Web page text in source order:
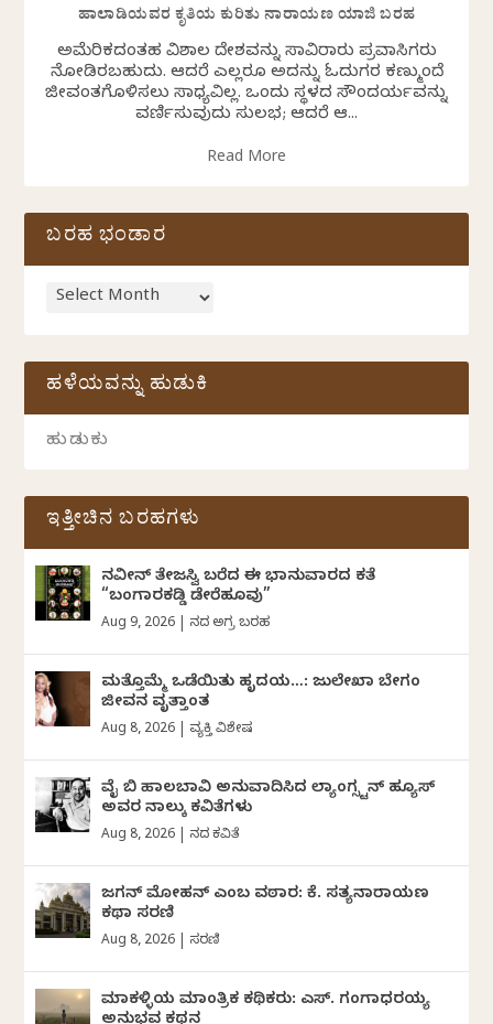
ಹಾಲಾಡಿಯವರ ಕೃತಿಯ ಕುರಿತು ನಾರಾಯಣ ಯಾಜಿ ಬರಹ
ಅಮೆರಿಕದಂತಹ ವಿಶಾಲ ದೇಶವನ್ನು ಸಾವಿರಾರು ಪ್ರವಾಸಿಗರು
ನೋಡಿರಬಹುದು. ಆದರೆ ಎಲ್ಲರೂ ಅದನ್ನು ಓದುಗರ ಕಣ್ಮುಂದೆ
ಜೀವಂತಗೊಳಿಸಲು ಸಾಧ್ಯವಿಲ್ಲ. ಒಂದು ಸ್ಥಳದ ಸೌಂದರ್ಯವನ್ನು
ವರ್ಣಿಸುವುದು ಸುಲಭ; ಆದರೆ ಆ...
Read More
ಬರಹ ಭಂಡಾರ
ಹಳೆಯವನ್ನು ಹುಡುಕಿ
ಇತ್ತೀಚಿನ ಬರಹಗಳು
ನವೀನ್‌ ತೇಜಸ್ವಿ ಬರೆದ ಈ ಭಾನುವಾರದ ಕತೆ
“ಬಂಗಾರಕಡ್ಡಿ ಡೇರೆಹೂವು”
Aug 9, 2026 ದಿನದ ಅಗ್ರ ಬರಹ
ಮತ್ತೊಮ್ಮೆ ಒಡೆಯಿತು ಹೃದಯ…: ಜುಲೇಖಾ ಬೇಗಂ
ಜೀವನ ವೃತ್ತಾಂತ
Aug 8, 2026 ವ್ಯಕ್ತಿ ವಿಶೇಷ
ವೈ ಬಿ ಹಾಲಬಾವಿ ಅನುವಾದಿಸಿದ ಲ್ಯಾಂಗ್ಸ್ಟನ್ ಹ್ಯೂಸ್
ಅವರ ನಾಲ್ಕು ಕವಿತೆಗಳು
Aug 8, 2026 ದಿನದ ಕವಿತೆ
ಜಗನ್‌ ಮೋಹನ್‌ ಎಂಬ ವಠಾರ: ಕೆ. ಸತ್ಯನಾರಾಯಣ
ಕಥಾ ಸರಣಿ
Aug 8, 2026 ಸರಣಿ
ಮಾಕಳ್ಳಿಯ ಮಾಂತ್ರಿಕ ಕಥಿಕರು: ಎಸ್. ಗಂಗಾಧರಯ್ಯ